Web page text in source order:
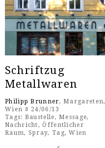
Schriftzug
Metallwaren
Philipp Brunner, Margareten,
Wien # 24/06/13
Tags: Baustelle,Message,
Nachricht, Öffentlicher
Raum, Spray, Tag,Wien